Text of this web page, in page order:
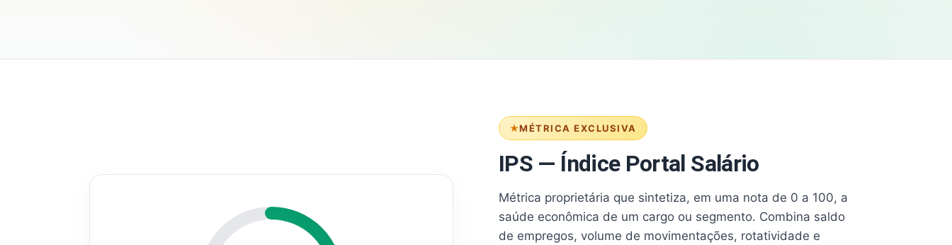
MÉTRICA EXCLUSIVA
IPS — Índice Portal Salário
Métrica proprietária que sintetiza, em uma nota de 0 a 100, a
saúde econômica de um cargo ou segmento. Combina saldo
de empregos, volume de movimentações, rotatividade e